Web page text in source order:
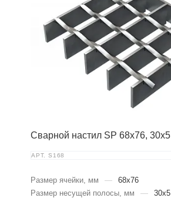
Сварной настил SP 68х76, 30х5
АРТ. S168
Размер ячейки, мм —
68x76
Размер несущей полосы, мм
— 30x5